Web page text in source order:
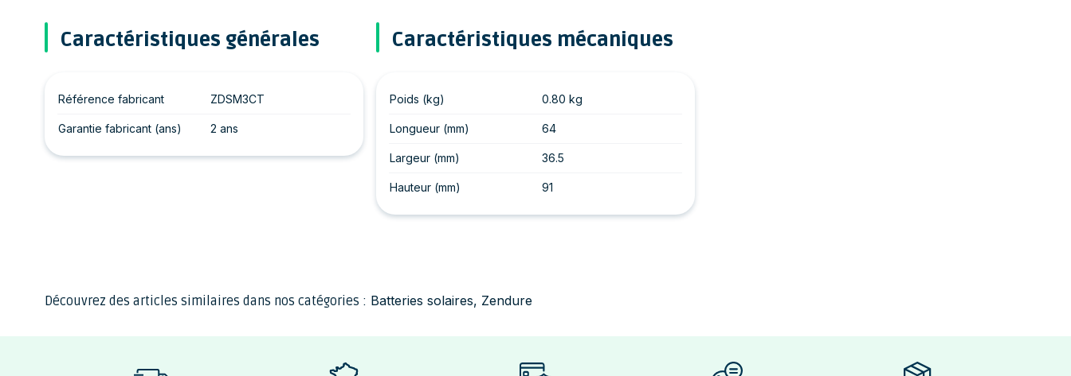
Caractéristiques générales
Référence fabricant ZDSM3CT
Garantie fabricant (ans) 2 ans
Caractéristiques mécaniques
Poids (kg) 0.80 kg
Longueur (mm) 64
Largeur (mm) 36.5
Hauteur (mm) 91
Découvrez des articles similaires dans nos catégories : Batteries solaires, Zendure